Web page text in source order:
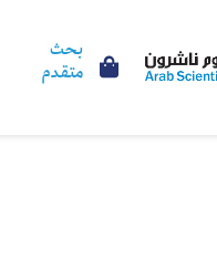
بحث
متقدم